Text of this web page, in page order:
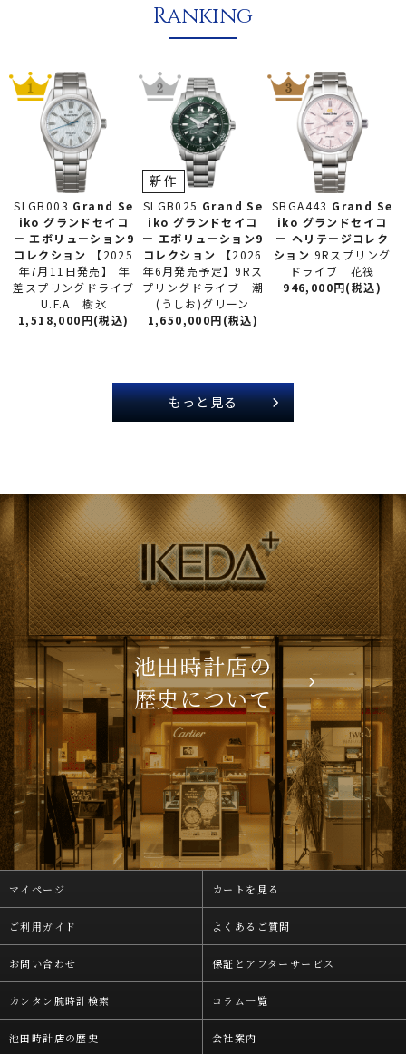
Ranking
SLGB003 Grand Se
iko グランドセイコ
ー エボリューション9
コレクション
【2025
年7月11日発売】 年
差スプリングドライブ
U.F.A 樹氷
1,518,000円(税込)
SLGB025 Grand Se
iko グランドセイコ
ー エボリューション9
コレクション
【2026
年6月発売予定】9Rス
プリングドライブ 潮
(うしお)グリーン
新作
1,650,000円(税込)
SBGA443 Grand Se
iko グランドセイコ
ー ヘリテージコレク
ション 9Rスプリング
ドライブ 花筏
946,000円(税込)
もっと見る
池田時計店の
歴史について
マイページ カートを見る
ご利用ガイド よくあるご質問
お問い合わせ 保証とアフターサービス
カンタン腕時計検索 コラム一覧
池田時計店の歴史 会社案内